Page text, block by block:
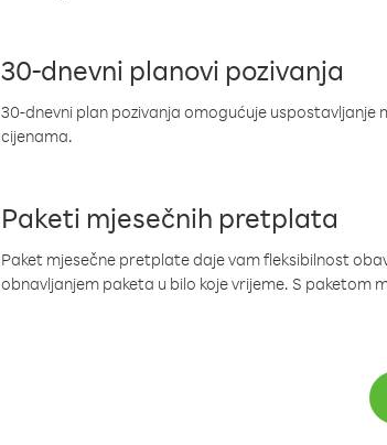
30-dnevni planovi pozivanja
30-dnevni plan pozivanja omogućuje
cijenama.
Paketi mjesečnih pretplata
Paket mjesečne pretplate daje vam fleksibilnost
obnavljanjem paketa u bilo koje vrijeme. S